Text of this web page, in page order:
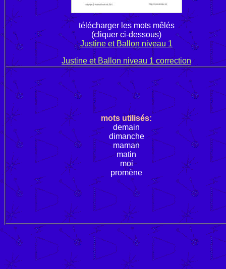
télécharger les mots mêlés
(cliquer ci-dessous)
Justine et Ballon niveau 1
Justine et Ballon niveau 1 correction
mots utilisés:
demain
dimanche
maman
matin
moi
promène